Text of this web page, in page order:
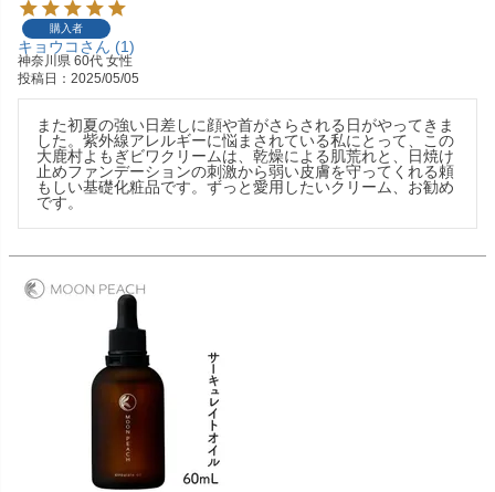
購入者
キョウコ 1
神奈川県 60代 女性
投稿日
2025/05/05
また初夏の強い日差しに顔や首がさらされる日がやってきま
した。紫外線アレルギーに悩まされている私にとって、この
大鹿村よもぎビワクリームは、乾燥による肌荒れと、日焼け
止めファンデーションの刺激から弱い皮膚を守ってくれる頼
もしい基礎化粧品です。ずっと愛用したいクリーム、お勧め
です。